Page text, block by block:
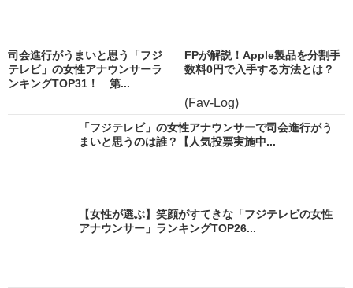
司会進行がうまいと思う「フジ
テレビ」の女性アナウンサーラ
ンキングTOP31！ 第...
FPが解説！Apple製品を分割手
数料0円で入手する方法とは？
(Fav-Log)
「フジテレビ」の女性アナウンサーで司会進行がう
まいと思うのは誰？【人気投票実施中...
【女性が選ぶ】笑顔がすてきな「フジテレビの女性
アナウンサー」ランキングTOP26...